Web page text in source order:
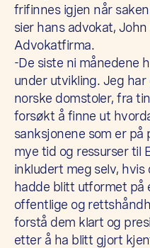
frifinnes igjen når
sier hans advokat,
Advokatfirma.
-De siste ni månedene
under utvikling. Jeg
norske domstoler, fra
forsøkt å finne ut
sanksjonene som er på
mye tid og ressurser til
inkludert meg selv,
hadde blitt utformet på
offentlige og
forstå dem klart og
etter å ha blitt gjort